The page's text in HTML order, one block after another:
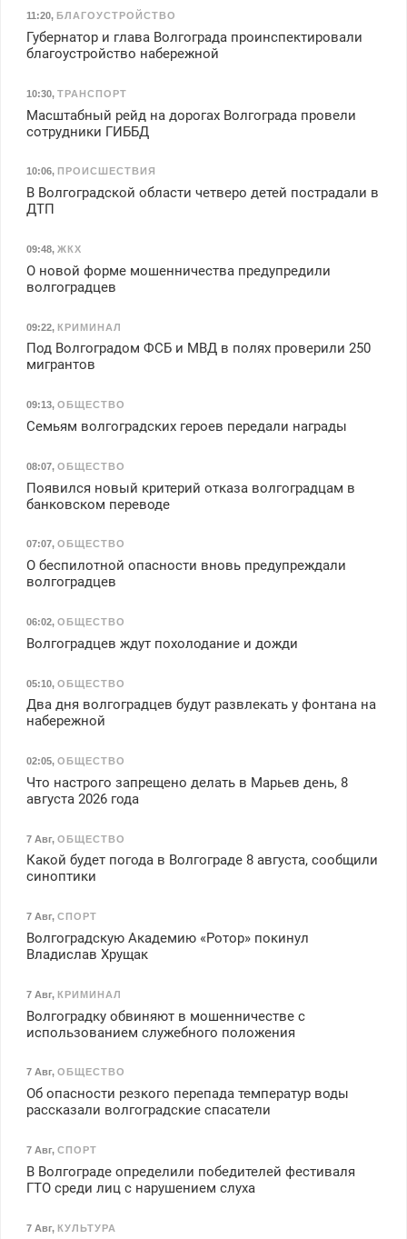
11:20, БЛАГОУСТРОЙСТВО
Губернатор и глава Волгограда проинспектировали
благоустройство набережной
10:30, ТРАНСПОРТ
Масштабный рейд на дорогах Волгограда провели
сотрудники ГИББД
10:06, ПРОИСШЕСТВИЯ
В Волгоградской области четверо детей пострадали в
ДТП
09:48, ЖКХ
О новой форме мошенничества предупредили
волгоградцев
09:22, КРИМИНАЛ
Под Волгоградом ФСБ и МВД в полях проверили 250
мигрантов
09:13, ОБЩЕСТВО
Семьям волгоградских героев передали награды
08:07, ОБЩЕСТВО
Появился новый критерий отказа волгоградцам в
банковском переводе
07:07, ОБЩЕСТВО
О беспилотной опасности вновь предупреждали
волгоградцев
06:02, ОБЩЕСТВО
Волгоградцев ждут похолодание и дожди
05:10, ОБЩЕСТВО
Два дня волгоградцев будут развлекать у фонтана на
набережной
02:05, ОБЩЕСТВО
Что настрого запрещено делать в Марьев день, 8
августа 2026 года
7 Авг, ОБЩЕСТВО
Какой будет погода в Волгограде 8 августа, сообщили
синоптики
7 Авг, СПОРТ
Волгоградскую Академию «Ротор» покинул
Владислав Хрущак
7 Авг, КРИМИНАЛ
Волгоградку обвиняют в мошенничестве с
использованием служебного положения
7 Авг, ОБЩЕСТВО
Об опасности резкого перепада температур воды
рассказали волгоградские спасатели
7 Авг, СПОРТ
В Волгограде определили победителей фестиваля
ГТО среди лиц с нарушением слуха
7 Авг, КУЛЬТУРА